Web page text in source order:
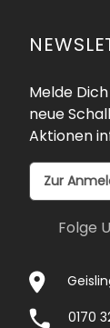
Melde
neue
Aktionen
Zur
Folge
0170